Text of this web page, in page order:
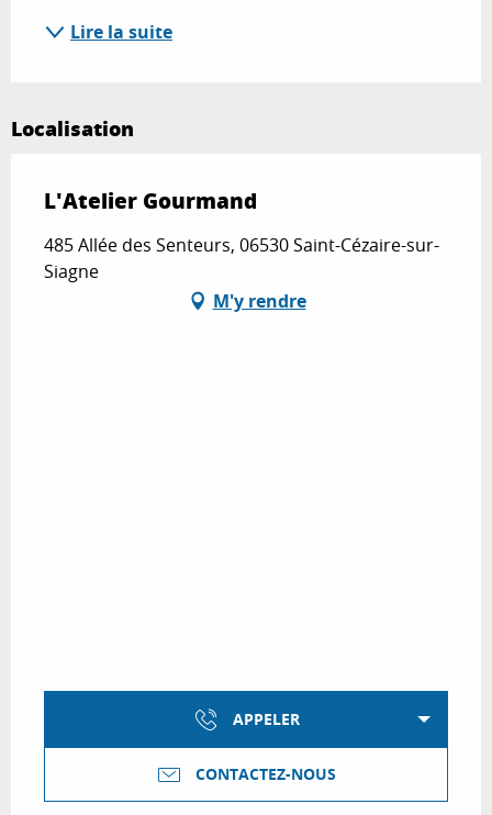
Lire la suite
Localisation
L'Atelier Gourmand
485 Allée des Senteurs, 06530 Saint-Cézaire-sur-
Siagne
M'y rendre
APPELER
CONTACTEZ-NOUS